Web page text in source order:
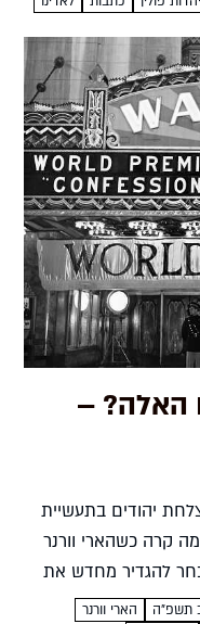
האלה? –
יהודים בתעשיית
קרה כשהארי וורנר
להגדיר מחדש את
לא...הארי וורנר